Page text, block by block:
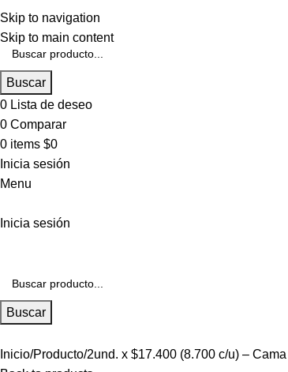
Skip to navigation
Skip to main content
Buscar
0 Lista de deseo
0 Comparar
0 items $0
Inicia sesión
Menu
Inicia sesión
Buscar
Inicio Producto 2und. x $17.400 (8.700 c/u) –